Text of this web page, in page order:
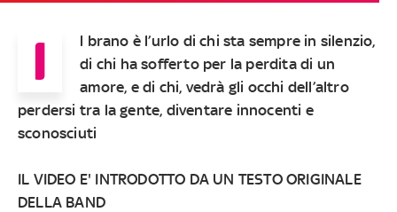
I
l brano è l’urlo di chi sta sempre in silenzio,
di chi ha sofferto per la perdita di un
amore, e di chi, vedrà gli occhi dell’altro
perdersi tra la gente, diventare innocenti e
sconosciuti
IL VIDEO E' INTRODOTTO DA UN TESTO ORIGINALE
DELLA BAND